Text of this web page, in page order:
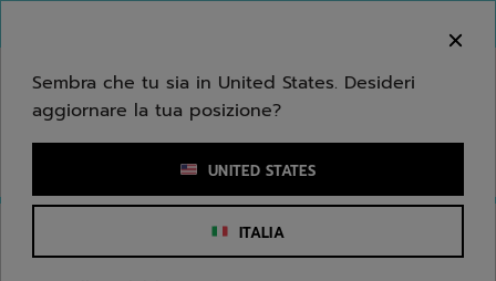
Inserisci una parola chiave o il numero di un articolo
Sembra che tu sia in United States. Desideri
aggiornare la tua posizione?
UNITED STATES
ITALIA